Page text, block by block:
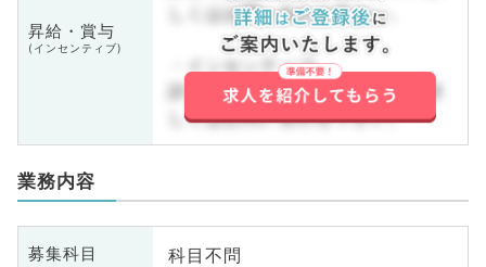
昇給・賞与
(インセンティブ)
しくはお問い合わせ下さい。
・インセンティブ
詳しくはお問い合わせ下さい。詳
しくはお問い合わせ下さい。
業務内容
募集科目 科目不問